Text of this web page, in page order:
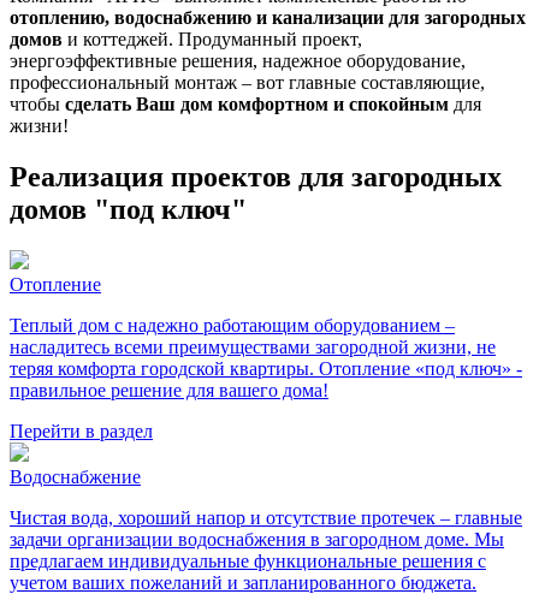
отоплению, водоснабжению и канализации для загородных
домов и коттеджей. Продуманный проект,
энергоэффективные решения, надежное оборудование,
профессиональный монтаж – вот главные составляющие,
чтобы сделать Ваш дом комфортном и спокойным для
жизни!
Реализация проектов для загородных
домов "под ключ"
Отопление
Теплый дом с надежно работающим оборудованием –
насладитесь всеми преимуществами загородной жизни, не
теряя комфорта городской квартиры. Отопление «под ключ» -
правильное решение для вашего дома!
Перейти в раздел
Водоснабжение
Чистая вода, хороший напор и отсутствие протечек – главные
задачи организации водоснабжения в загородном доме. Мы
предлагаем индивидуальные функциональные решения с
учетом ваших пожеланий и запланированного бюджета.